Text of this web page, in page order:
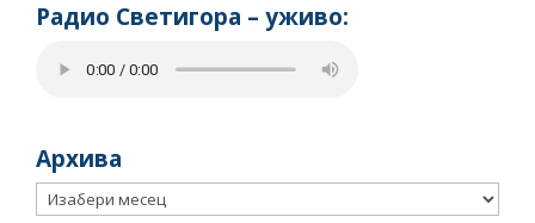
Радио Светигора – yживо:
Архива
Архива